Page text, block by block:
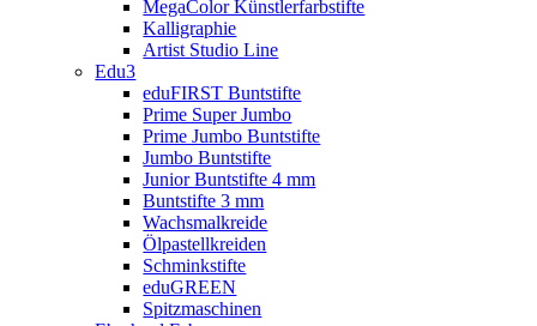
MegaColor Künstlerfarbstifte
Kalligraphie
Artist Studio Line
Edu3
eduFIRST Buntstifte
Prime Super Jumbo
Prime Jumbo Buntstifte
Jumbo Buntstifte
Junior Buntstifte 4 mm
Buntstifte 3 mm
Wachsmalkreide
Ölpastellkreiden
Schminkstifte
eduGREEN
Spitzmaschinen